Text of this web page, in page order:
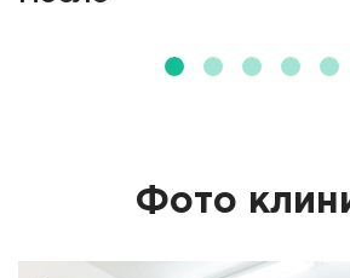
Фото